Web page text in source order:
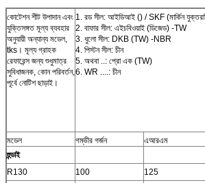
কোটেশন শীট উপাদান এবং
যুক্তিসঙ্গত মূল্য ব্যবহার
অনুযায়ী অন্যান্য মডেল,
tks। মূল্য গ্রাহক
রেফারেন্স জন্য শুধুমাত্র
সুবিধাজনক, কোন পরিবর্তন,
পূর্বে নোটিশ ছাড়াই।
1. রড সীল: আইডিআই () / SKF (মার্কিন
2. বাফার সীল: এইচবিওয়াই (ডিজেড) -TW
3. ধুলো সীল: DKB (TW) -NBR
4. পিস্টন সীল: চীন
5. অথবা ..: প্রো এক (TW)
6. WR ....: চীন
মডেল গম্ভীর গর্জন এআরএম
হুন্ডাই
R130
100 125